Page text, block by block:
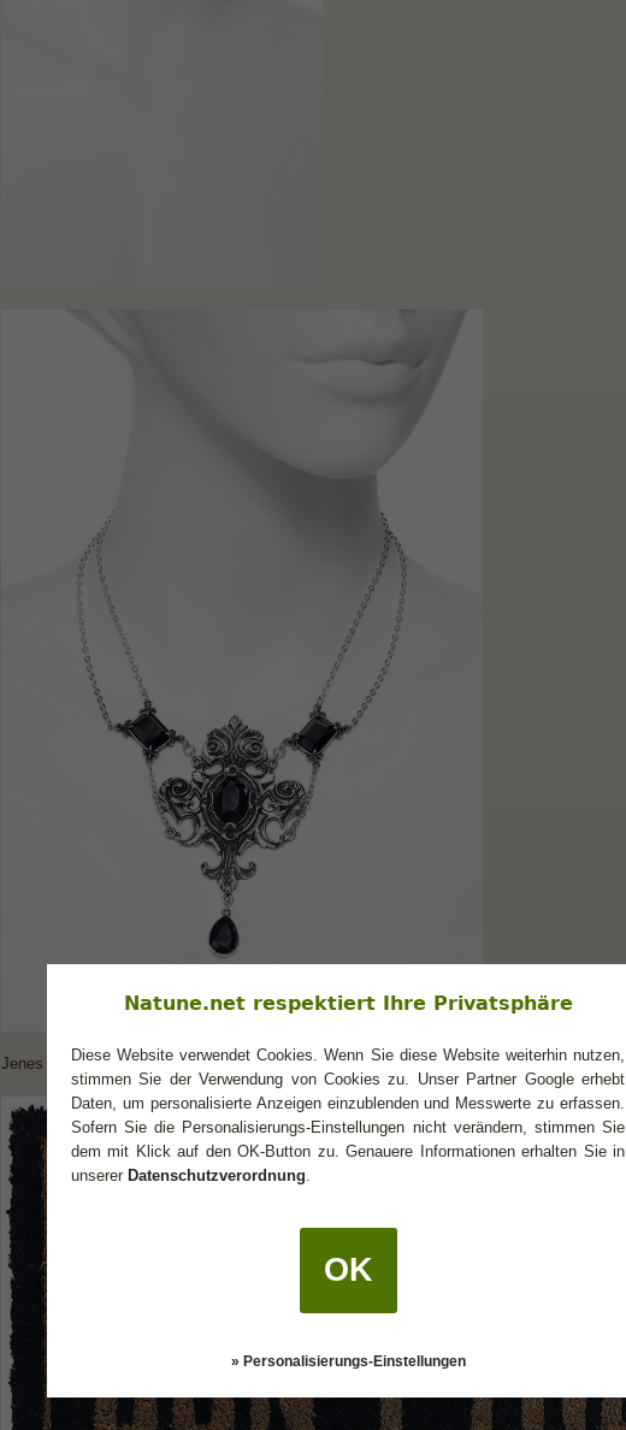
Jenes (vermutlich eine etwas schlechtere Wahl)
Natune.net respektiert Ihre Privatsphäre
Diese Website verwendet Cookies. Wenn Sie diese Website weiterhin nutzen,
stimmen Sie der Verwendung von Cookies zu. Unser Partner Google erhebt
Daten, um personalisierte Anzeigen einzublenden und Messwerte zu erfassen.
Sofern Sie die Personalisierungs-Einstellungen nicht verändern, stimmen Sie
dem mit Klick auf den OK-Button zu. Genauere Informationen erhalten Sie in
unserer Datenschutzverordnung
OK
» Personalisierungs-Einstellungen